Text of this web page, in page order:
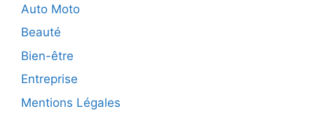
Auto Moto
Beauté
Bien-être
Entreprise
Mentions Légales